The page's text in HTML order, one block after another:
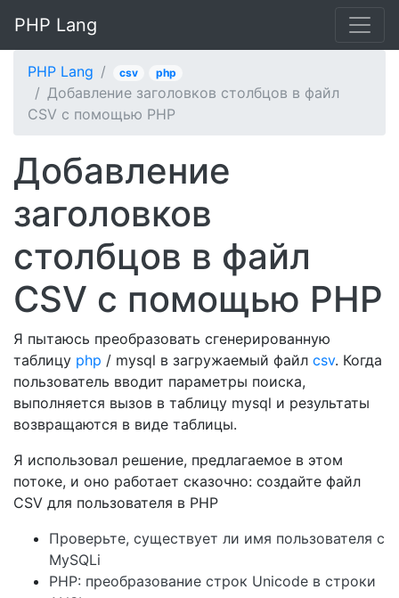
PHP Lang
PHP Lang csv php
Добавление заголовков столбцов в файл
CSV с помощью PHP
Добавление
заголовков
столбцов в файл
CSV с помощью PHP
Я пытаюсь преобразовать сгенерированную
таблицу php / mysql в загружаемый файл csv. Когда
пользователь вводит параметры поиска,
выполняется вызов в таблицу mysql и результаты
возвращаются в виде таблицы.
Я использовал решение, предлагаемое в этом
потоке, и оно работает сказочно: создайте файл
CSV для пользователя в PHP
Проверьте, существует ли имя пользователя с
MySQLi
PHP: преобразование строк Unicode в строки